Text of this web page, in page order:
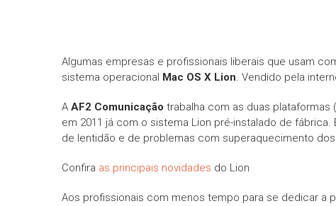
Algumas empresas e profissionais liberais que usam
sistema operacional Mac OS X Lion. Vendido pela
A AF2 Comunicação trabalha com as duas
em 2011 já com o sistema Lion pré-instalado de
de lentidão e de problemas com superaquecimento
Confira as principais novidades do Lion
Aos profissionais com menos tempo para se dedicar a